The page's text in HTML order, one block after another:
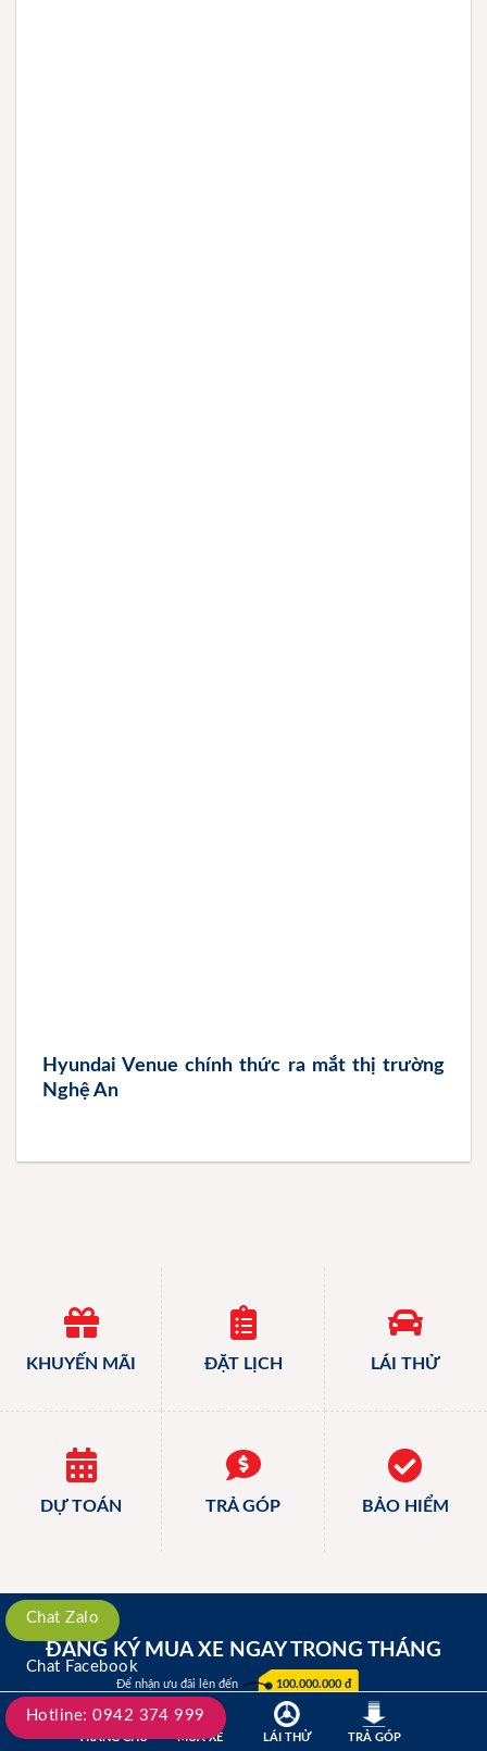
Hyundai Venue chính thức ra mắt thị trường
Nghệ An
KHUYẾN MÃI ĐẶT LỊCH LÁI THỬ
DỰ TOÁN TRẢ GÓP BẢO HIỂM
ĐĂNG KÝ MUA XE NGAY TRONG THÁNG
Để nhận ưu đãi lên đến 100.000.000 đ
TRANG CHỦ MUA XE LÁI THỬ TRẢ GÓP
Chat Zalo
Chat Facebook
Hotline: 0942 374 999